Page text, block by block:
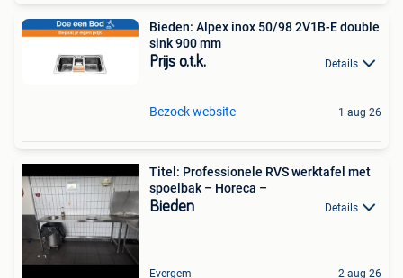
Bieden: Alpex inox 50/98 2V1B-E double
sink 900 mm
Prijs o.t.k. Details
Bezoek website 1 aug 26
Titel: Professionele RVS werktafel met
spoelbak – Horeca –
Bieden Details
Evergem 2 aug 26